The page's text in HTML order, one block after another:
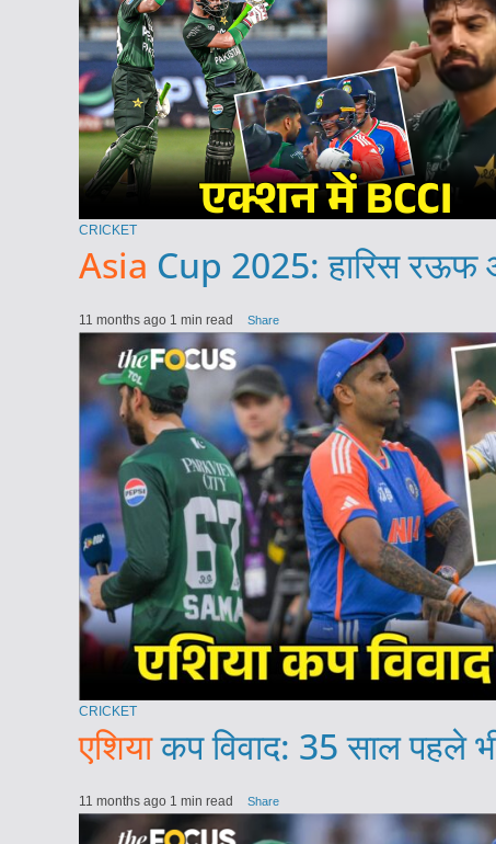
CRICKET
Asia Cup 2025: हारिस रऊफ
11 months ago 1 min read Share
CRICKET
एशियाकप विवाद: 35 साल पहले
11 months ago 1 min read Share